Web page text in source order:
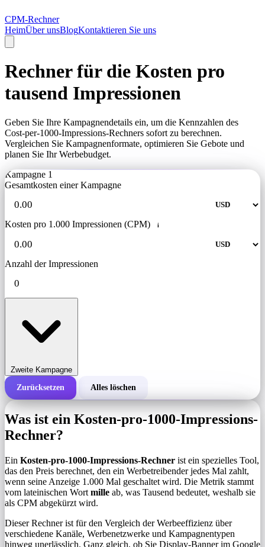
CPM-Rechner
HeimÜber unsBlogKontaktieren Sie uns
Rechner für die Kosten pro
tausend Impressionen
Geben Sie Ihre Kampagnendetails ein, um die Kennzahlen des
Cost-per-1000-Impressions-Rechners sofort zu berechnen.
Vergleichen Sie Kampagnenformate, optimieren Sie Gebote und
planen Sie Ihr Werbebudget.
Kampagne 1
Gesamtkosten einer Kampagne
Kosten pro 1.000 Impressionen (CPM) i
Anzahl der Impressionen
Zweite Kampagne
Gesamtkosten einer Kampagne
Kosten pro 1.000 Impressionen (CPM)
Anzahl der Impressionen
Zurücksetzen Alles löschen
Was ist ein Kosten-pro-1000-Impressions-
Rechner?
Ein Kosten-pro-1000-Impressions-Rechner ist ein spezielles Tool,
das den Preis berechnet, den ein Werbetreibender jedes Mal zahlt,
wenn seine Anzeige 1.000 Mal geschaltet wird. Die Metrik stammt
vom lateinischen Wort mille ab, was Tausend bedeutet, weshalb sie
als CPM abgekürzt wird.
Dieser Rechner ist für den Vergleich der Werbeeffizienz über
verschiedene Kanäle, Werbenetzwerke und Kampagnentypen
hinweg unerlässlich. Ganz gleich, ob Sie Display-Banner im Google